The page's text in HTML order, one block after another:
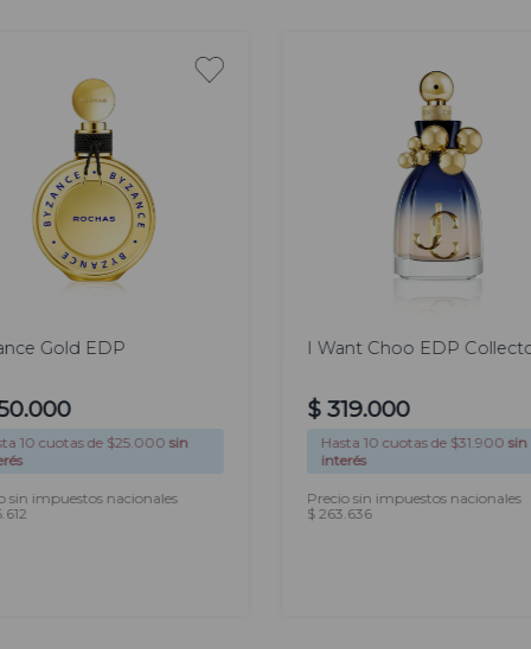
90 ml
Gold EDP
.000
10 cuotas de $25.000 sin
sin impuestos nacionales
I Want Choo EDP
$ 319.000
Hasta 10 cuotas de $31.900 sin
interés
Precio sin impuestos nacionales
$ 263.636